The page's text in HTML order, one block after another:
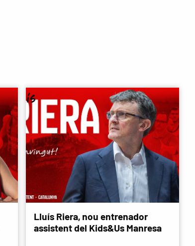
Lluís Riera, nou entrenador
assistent del Kids&Us Manresa